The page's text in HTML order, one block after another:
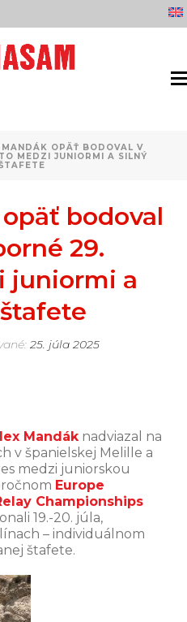
OPÄŤ BODOVAL V
MEDZI JUNIORMI A SILNÝ
bodoval
29.
juniormi a
25. júla 2025
Mandáknadviazal na
v španielskej Melille a
medzi juniorskou
Europe
Championships
19.-20. júla,
– individuálnom
štafete.